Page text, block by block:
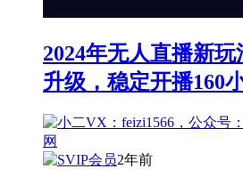
2024年无人直播新
升级，稳定开播160
2年前